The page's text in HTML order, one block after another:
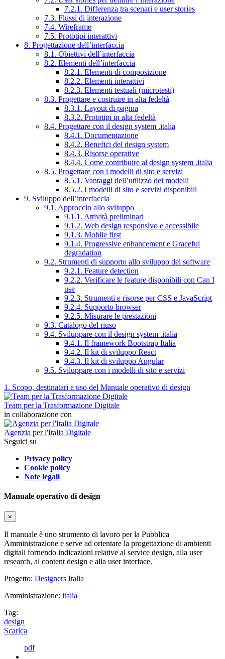
7.2.1. Differenza tra scenari e user stories
7.3. Flussi di interazione
7.4. Wireframe
7.5. Prototipi interattivi
8. Progettazione dell’interfaccia
8.1. Obiettivi dell’interfaccia
8.2. Elementi dell’interfaccia
8.2.1. Elementi di composizione
8.2.2. Elementi interattivi
8.2.3. Elementi testuali (microtesti)
8.3. Progettare e costruire in alta fedeltà
8.3.1. Layout di pagina
8.3.2. Prototipi in alta fedeltà
8.4. Progettare con il design system .italia
8.4.1. Documentazione
8.4.2. Benefici del design system
8.4.3. Risorse operative
8.4.4. Come contribuire al design system .italia
8.5. Progettare con i modelli di sito e servizi
8.5.1. Vantaggi dell’utilizzo dei modelli
8.5.2. I modelli di sito e servizi disponibili
9. Sviluppo dell’interfaccia
9.1. Approccio allo sviluppo
9.1.1. Attività preliminari
9.1.2. Web design responsivo e accessibile
9.1.3. Mobile first
9.1.4. Progressive enhancement e Graceful
degradation
9.2. Strumenti di supporto allo sviluppo del software
9.2.1. Feature detection
9.2.2. Verificare le feature disponibili con Can I
use
9.2.3. Strumenti e risorse per CSS e JavaScript
9.2.4. Supporto browser
9.2.5. Misurare le prestazioni
9.3. Catalogo del riuso
9.4. Sviluppare con il design system .italia
9.4.1. Il framework Bootstrap Italia
9.4.2. Il kit di sviluppo React
9.4.3. Il kit di sviluppo Angular
9.5. Sviluppare con i modelli di sito e servizi
1. Scopo, destinatari e uso del Manuale operativo di design
Team per la Trasformazione Digitale
in collaborazione con
Agenzia per l'Italia Digitale
Seguici su
Privacy policy
Cookie policy
Note legali
Manuale operativo di design
×
Il manuale è uno strumento di lavoro per la Pubblica
Amministrazione e serve ad orientare la progettazione di ambienti
digitali fornendo indicazioni relative al service design, alla user
research, al content design e alla user interface.
Progetto: Designers Italia
Amministrazione: italia
Tag:
design
Scarica
pdf